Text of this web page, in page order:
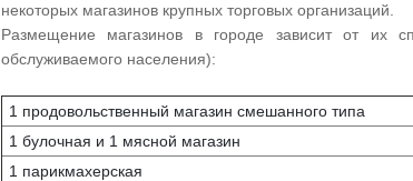
некоторых магазинов крупных торговых организаций.
Размещение магазинов в городе зависит от их
обслуживаемого населения):
1 продовольственный магазин смешанного типа
1 булочная и 1 мясной магазин
1 парикмахерская